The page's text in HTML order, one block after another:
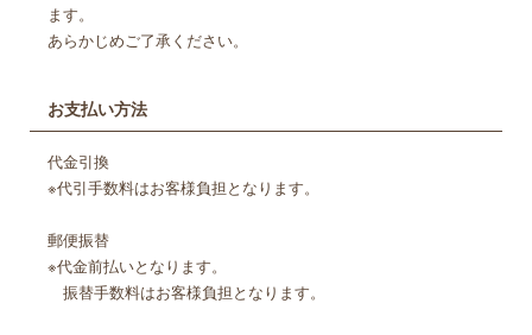
ます。
あらかじめご了承ください。
お支払い方法
代金引換
※代引手数料はお客様負担となります。
郵便振替
※代金前払いとなります。
振替手数料はお客様負担となります。